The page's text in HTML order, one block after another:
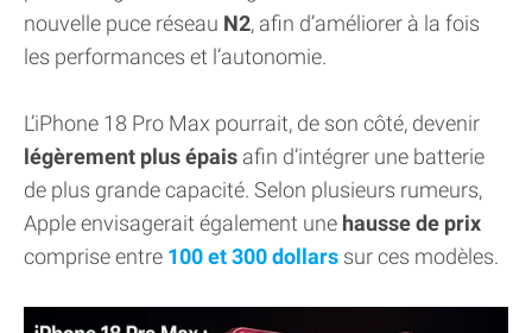
nouvelle puce réseau N2, afin d’améliorer à la fois
les performances et l’autonomie.
L’iPhone 18 Pro Max pourrait, de son côté, devenir
légèrement plus épais afin d’intégrer une batterie
de plus grande capacité. Selon plusieurs rumeurs,
Apple envisagerait également une hausse de prix
comprise entre 100 et 300 dollars sur ces modèles.